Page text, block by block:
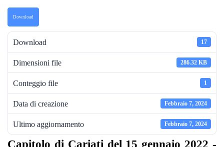
Download
Download 17
Dimensioni file 286.32 KB
Conteggio file 1
Data di creazione Febbraio 7, 2024
Ultimo aggiornamento Febbraio 7, 2024
Capitolo di Cariati del 15 gennaio 2022 -